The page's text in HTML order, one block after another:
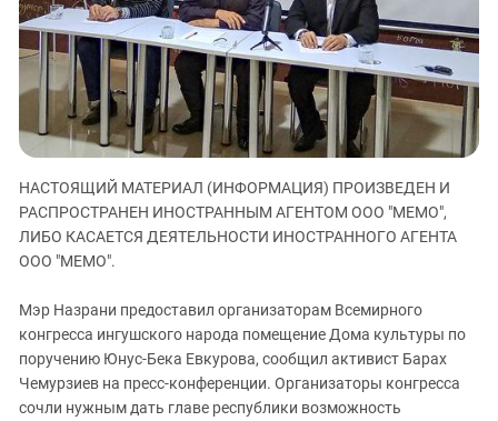
ЗАСТАВЛЯЕТ
КАВКАЗ ЗА ПАЛЕСТИНУ
ИНАКОМЫСЛИЕ В ЧЕЧНЕ
ПРЕСЛЕДОВАНИЕ АКТИВИСТОВ
МОБИЛИЗАЦИЯ И ПРОТЕСТЫ
Дагестан
Ингушетия
Кабардино-Балкария
Калмыкия
Карачаево-Черкесия
Краснодарский край
Российская Федерация
Северная Осетия - Алания
СКФО
Ставропольский край
НАСТОЯЩИЙ МАТЕРИАЛ (ИНФОРМАЦИЯ) ПРОИЗВЕДЕН И
РАСПРОСТРАНЕН ИНОСТРАННЫМ АГЕНТОМ ООО "МЕМО",
ЛИБО КАСАЕТСЯ ДЕЯТЕЛЬНОСТИ ИНОСТРАННОГО АГЕНТА
ООО "МЕМО".
Мэр Назрани предоставил организаторам Всемирного
конгресса ингушского народа помещение Дома культуры по
поручению Юнус-Бека Евкурова, сообщил активист Барах
Чемурзиев на пресс-конференции. Организаторы конгресса
сочли нужным дать главе республики возможность